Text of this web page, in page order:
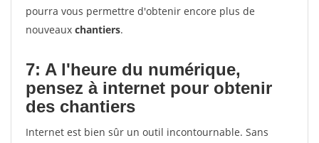
pourra vous permettre d'obtenir encore plus de
nouveaux chantiers.
7: A l'heure du numérique,
pensez à internet pour obtenir
des chantiers
Internet est bien sûr un outil incontournable. Sans